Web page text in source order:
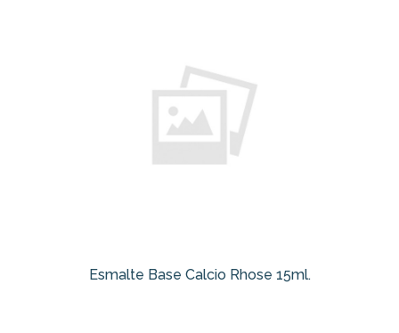
Esmalte Base Calcio Rhose 15ml.